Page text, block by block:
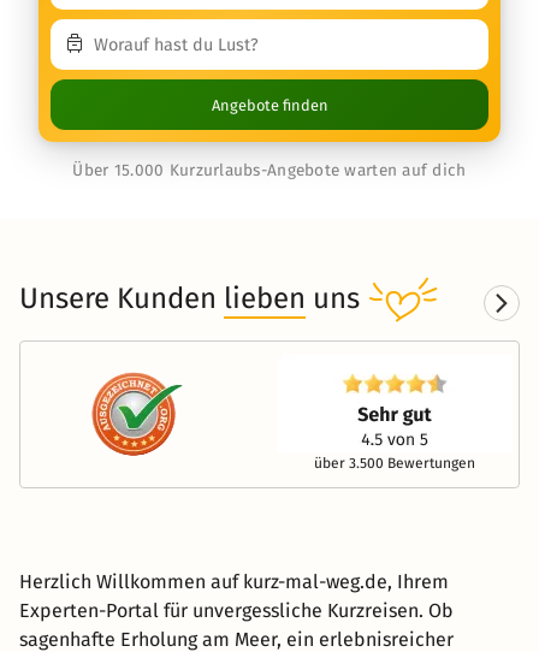
Angebote finden
Über 15.000 Kurzurlaubs-Angebote warten auf dich
Unsere Kunden lieben uns
über 3.500 Bewertungen
Herzlich Willkommen auf kurz-mal-weg.de, Ihrem
Experten-Portal für unvergessliche Kurzreisen. Ob
sagenhafte Erholung am Meer, ein erlebnisreicher